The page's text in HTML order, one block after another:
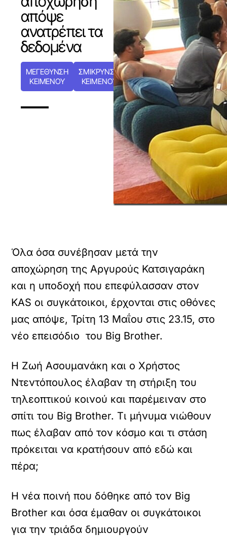
απόψε
ανατρέπει τα
δεδομένα
ΜΕΓΕΘΥΝΣΗ
ΚΕΙΜΕΝΟΥ
ΣΜΙΚΡΥΝΣΗ
ΚΕΙΜΕΝΟΥ
Όλα όσα συνέβησαν μετά την
αποχώρηση της Αργυρούς Κατσιγαράκη
και η υποδοχή που επεφύλασσαν στον
ΚAS οι συγκάτοικοι, έρχονται στις οθόνες
μας απόψε, Τρίτη 13 Μαΐου στις 23.15, στο
νέο επεισόδιο του Big Brother.
Η Ζωή Ασουμανάκη και ο Χρήστος
Ντεντόπουλος έλαβαν τη στήριξη του
τηλεοπτικού κοινού και παρέμειναν στο
σπίτι του Big Brother. Τι μήνυμα νιώθουν
πως έλαβαν από τον κόσμο και τι στάση
πρόκειται να κρατήσουν από εδώ και
πέρα;
Η νέα ποινή που δόθηκε από τον Big
Brother και όσα έμαθαν οι συγκάτοικοι
για την τριάδα δημιουργούν